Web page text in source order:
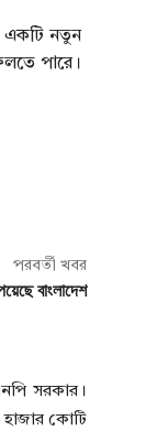
একটি নতুন
পারে।
পরবর্তী খবর
বাংলাদেশ
সরকার।
হাজার কোটি